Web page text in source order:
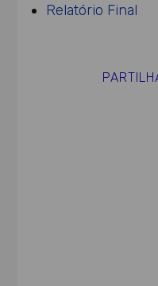
Relatório Final